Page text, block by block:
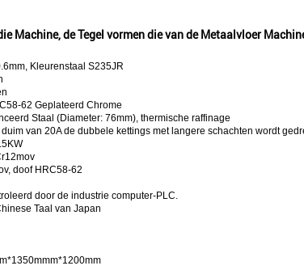
Machine, de Tegel vormen die van de Metaalvloer
Kleurenstaal S235JR
62 Geplateerd Chrome
Staal (Diameter: 76mm), thermische raffinage
van 20A de dubbele kettings met langere schachten wordt
doof HRC58-62
door de industrie computer-PLC.
Taal van Japan